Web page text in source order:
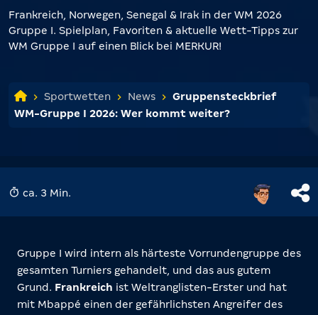
Frankreich, Norwegen, Senegal & Irak in der WM 2026
Gruppe I. Spielplan, Favoriten & aktuelle Wett-Tipps zur
WM Gruppe I auf einen Blick bei MERKUR!
Sportwetten News
Gruppensteckbrief
WM-Gruppe I 2026: Wer kommt weiter?
ca. 3 Min.
Gruppe I wird intern als härteste Vorrundengruppe des
gesamten Turniers gehandelt, und das aus gutem
Grund. Frankreich ist Weltranglisten-Erster und hat
mit Mbappé einen der gefährlichsten Angreifer des